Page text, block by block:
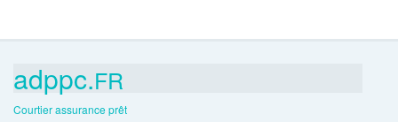
adppc.FR
Courtier assurance prêt